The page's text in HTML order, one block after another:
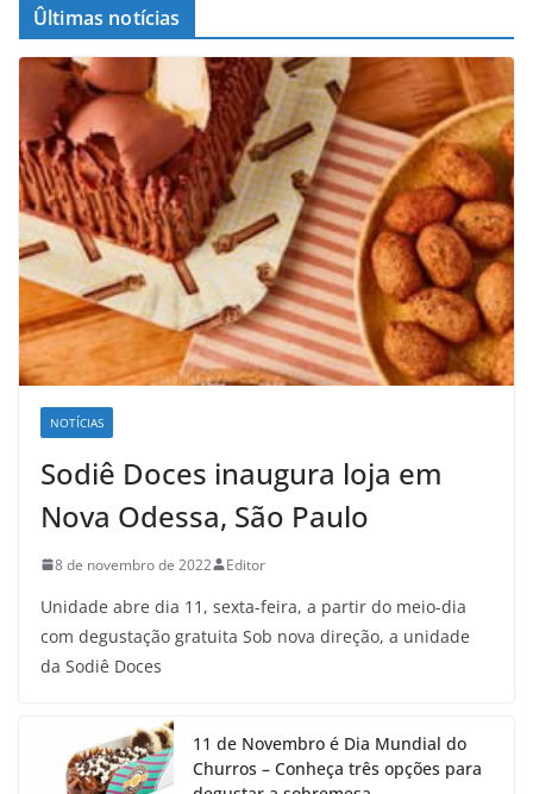
Ûltimas notícias
NOTÍCIAS
Sodiê Doces inaugura loja em
Nova Odessa, São Paulo
8 de novembro de 2022 Editor
Unidade abre dia 11, sexta-feira, a partir do meio-dia
com degustação gratuita Sob nova direção, a unidade
da Sodiê Doces
11 de Novembro é Dia Mundial do
Churros – Conheça três opções para